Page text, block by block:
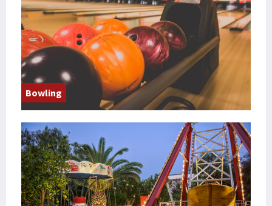
Bowling